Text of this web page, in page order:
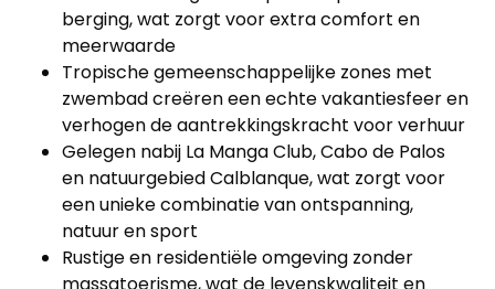
berging, wat zorgt voor extra comfort en
meerwaarde
Tropische gemeenschappelijke zones met
zwembad creëren een echte vakantiesfeer en
verhogen de aantrekkingskracht voor verhuur
Gelegen nabij La Manga Club, Cabo de Palos
en natuurgebied Calblanque, wat zorgt voor
een unieke combinatie van ontspanning,
natuur en sport
Rustige en residentiële omgeving zonder